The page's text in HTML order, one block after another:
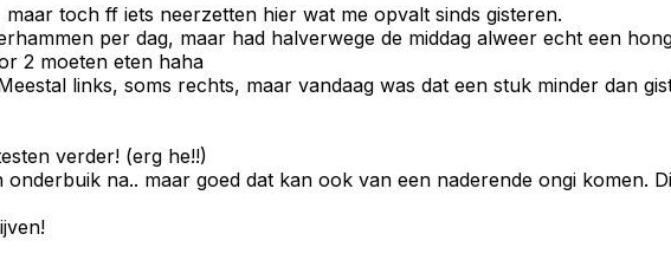
toch ff iets neerzetten hier wat me opvalt sinds gisteren.
per dag, maar had halverwege de middag alweer echt een
2 moeten eten haha
links, soms rechts, maar vandaag was dat een stuk minder dan
verder! (erg he!!)
na.. maar goed dat kan ook van een naderende ongi komen.